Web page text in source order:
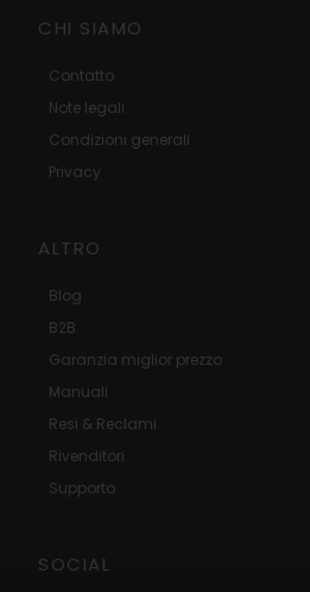
CHI SIAMO
Contatto
Note legali
Condizioni generali
Privacy
ALTRO
Blog
B2B
Garanzia miglior prezzo
Manuali
Resi & Reclami
Rivenditori
Supporto
SOCIAL